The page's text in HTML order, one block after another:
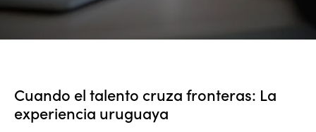
Cuando el talento cruza fronteras: La
experiencia uruguaya